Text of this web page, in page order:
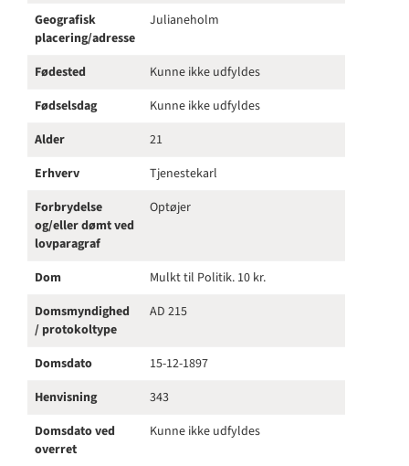
Geografisk
placering/adresse
Julianeholm
Fødested
Kunne ikke udfyldes
Fødselsdag
Kunne ikke udfyldes
Alder
21
Erhverv
Tjenestekarl
Forbrydelse
og/eller dømt ved
lovparagraf
Optøjer
Dom
Mulkt til Politik. 10 kr.
Domsmyndighed
/ protokoltype
AD 215
Domsdato
15-12-1897
Henvisning
343
Domsdato ved
overret
Kunne ikke udfyldes